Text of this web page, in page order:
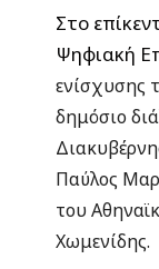
Στο
Ψηφιακή
ενίσχυσης
δημόσιο
Παύλος
του
Χωμενίδης.